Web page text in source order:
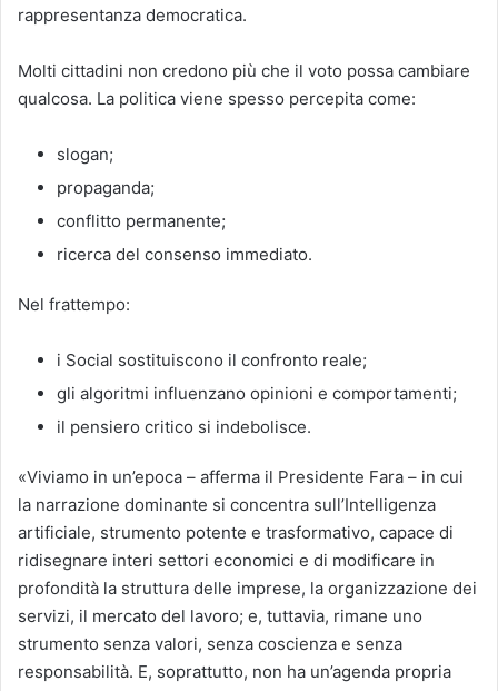
rappresentanza democratica.
Molti cittadini non credono più che il voto possa cambiare
qualcosa. La politica viene spesso percepita come:
slogan;
propaganda;
conflitto permanente;
ricerca del consenso immediato.
Nel frattempo:
i Social sostituiscono il confronto reale;
gli algoritmi influenzano opinioni e comportamenti;
il pensiero critico si indebolisce.
«Viviamo in un’epoca – afferma il Presidente Fara – in cui
la narrazione dominante si concentra sull’Intelligenza
artificiale, strumento potente e trasformativo, capace di
ridisegnare interi settori economici e di modificare in
profondità la struttura delle imprese, la organizzazione dei
servizi, il mercato del lavoro; e, tuttavia, rimane uno
strumento senza valori, senza coscienza e senza
responsabilità. E, soprattutto, non ha un’agenda propria